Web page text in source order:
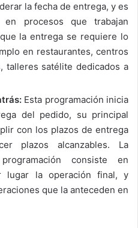
la fecha de entrega, y es
en procesos que trabajan
la entrega se requiere lo
en restaurantes, centros
talleres satélite dedicados a
Esta programación inicia
del pedido, su principal
con los plazos de entrega
plazos alcanzables. La
consiste en
lugar la operación final, y
que la anteceden en